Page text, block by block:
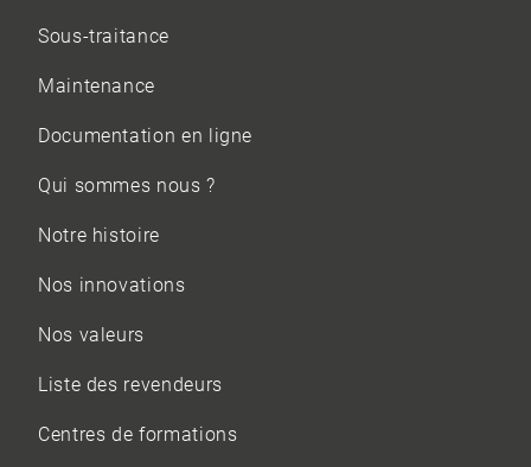
Sous-traitance
Maintenance
Documentation en ligne
Qui sommes nous ?
Notre histoire
Nos innovations
Nos valeurs
Liste des revendeurs
Centres de formations